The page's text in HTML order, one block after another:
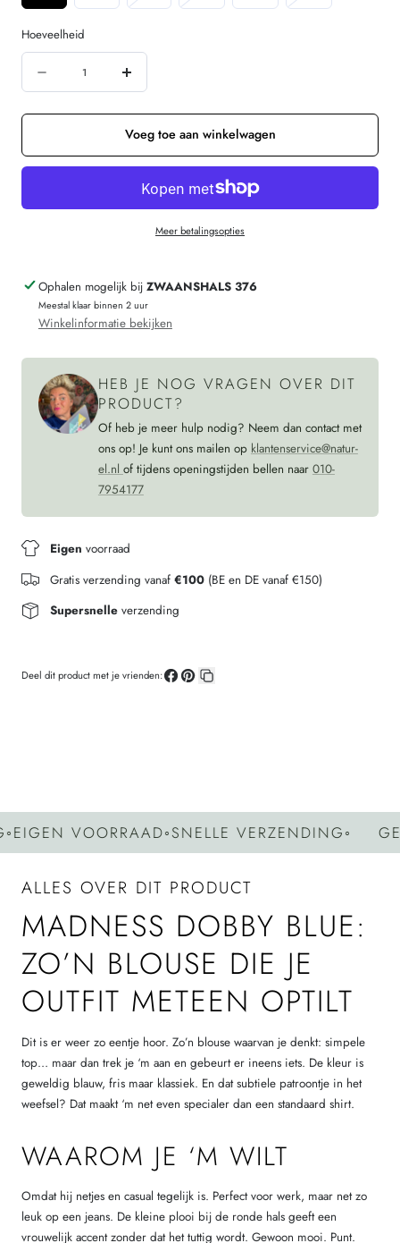
uitverkochtuitverkocht
uitverkocht
Hoeveelheid
verminderen
MADNESS
met
BLUE
biologisch
Verhoog
de
hoeveelheid
voor
MADNESS
blouse
DOBBY
BLUE
Voeg toe aan winkelwagen
Meer betalingsopties
Ophalen mogelijk bij ZWAANSHALS 376
Meestal klaar binnen 2 uur
Winkelinformatie bekijken
HEB JE NOG VRAGEN OVER DIT
PRODUCT?
Of heb je meer hulp nodig? Neem dan contact met
ons op! Je kunt ons mailen op klantenservice@natur-
el.nl of tijdens openingstijden bellen naar 010-
7954177
Eigen voorraad
Gratis verzending vanaf €100 (BE en DE vanaf €150)
Supersnelleverzending
Deel dit product met je vrienden:
VOORRAAD◦SNELLE VERZENDING◦ GEEN
ALLES OVER DIT PRODUCT
MADNESS DOBBY BLUE:
ZO’N BLOUSE DIE JE
OUTFIT METEEN OPTILT
Dit is er weer zo eentje hoor. Zo’n blouse waarvan je denkt: simpele
top… maar dan trek je ‘m aan en gebeurt er ineens iets. De kleur is
geweldig blauw, fris maar klassiek. En dat subtiele patroontje in het
weefsel? Dat maakt ‘m net even specialer dan een standaard shirt.
WAAROM JE ‘M WILT
Omdat hij netjes en casual tegelijk is. Perfect voor werk, maar net zo
leuk op een jeans. De kleine plooi bij de ronde hals geeft een
vrouwelijk accent zonder dat het tuttig wordt. Gewoon mooi. Punt.